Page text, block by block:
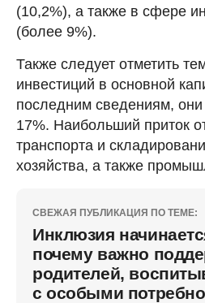
(10,2%), а также в сфере
(более 9%).
Также следует отметить
инвестиций в основной
последним сведениям,
17%. Наибольший приток
транспорта и
хозяйства, а также
СВЕЖАЯ ПУБЛИКАЦИЯ ПО ТЕМЕ:
Инклюзия
почему важно
родителей,
с особыми